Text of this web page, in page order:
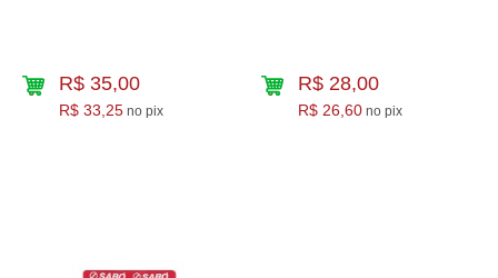
R$ 35,00
R$ 33,25 no pix
R$ 28,00
R$ 26,60 no pix